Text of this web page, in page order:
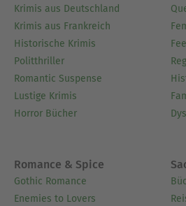
Krimis aus Deutschland
Krimis aus Frankreich
Historische Krimis
Politthriller
Romantic Suspense
Lustige Krimis
Horror Bücher
Romance & Spice
Gothic Romance
Enemies to Lovers